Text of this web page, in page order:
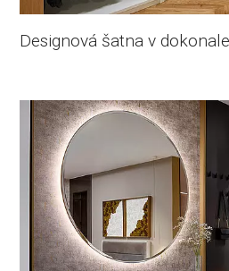
Designová šatna v